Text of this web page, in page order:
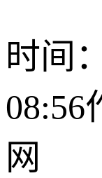
时间
08:56
网